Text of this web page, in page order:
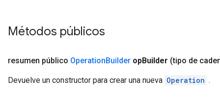
Métodos públicos
resumen público OperationBuilder opBuilder (tipo de
Devuelve un constructor para crear una nueva Operation .